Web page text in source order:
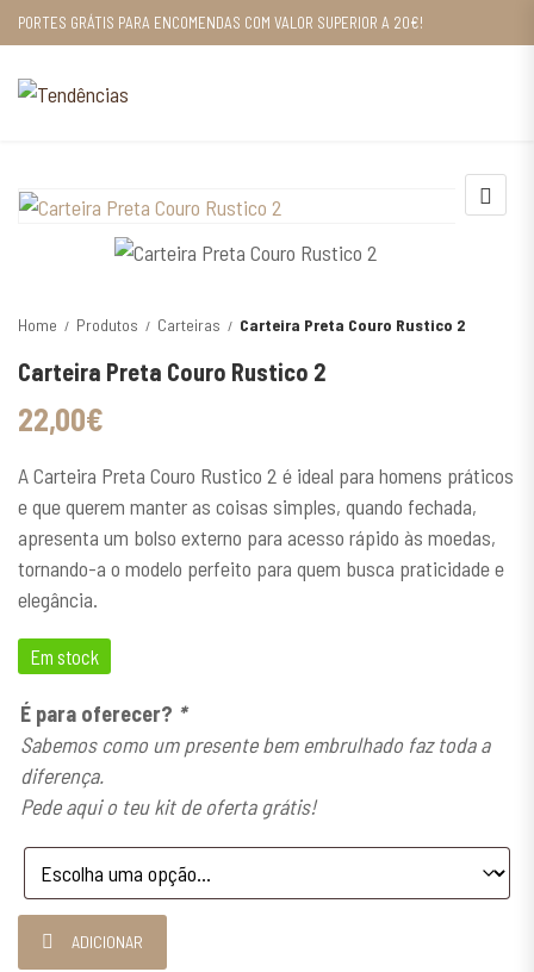
PORTES GRÁTIS PARA ENCOMENDAS COM VALOR SUPERIOR A 20€!
Home Produtos Carteiras Carteira Preta Couro Rustico 2
Carteira Preta Couro Rustico 2
22,00€
A Carteira Preta Couro Rustico 2 é ideal para homens práticos
e que querem manter as coisas simples, quando fechada,
apresenta um bolso externo para acesso rápido às moedas,
tornando-a o modelo perfeito para quem busca praticidade e
elegância.
Em stock
É para oferecer? *
Sabemos como um presente bem embrulhado faz toda a
diferença.
Pede aqui o teu kit de oferta grátis!
Quantidade de Carteira Preta Couro Rustico 2
ADICIONAR